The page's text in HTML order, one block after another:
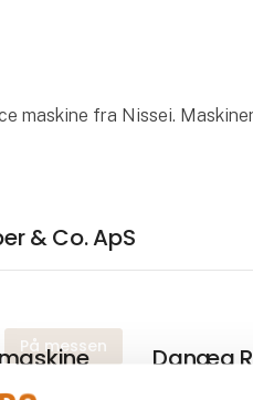
maskine fra Nissei.
& Co. ApS
På messen Danæg